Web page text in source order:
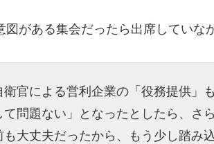
図がある集会だったら出席していな
官による営利企業の「役務提供」
問題ない」となったとしたら、さ
大丈夫だったから、もう少し踏み